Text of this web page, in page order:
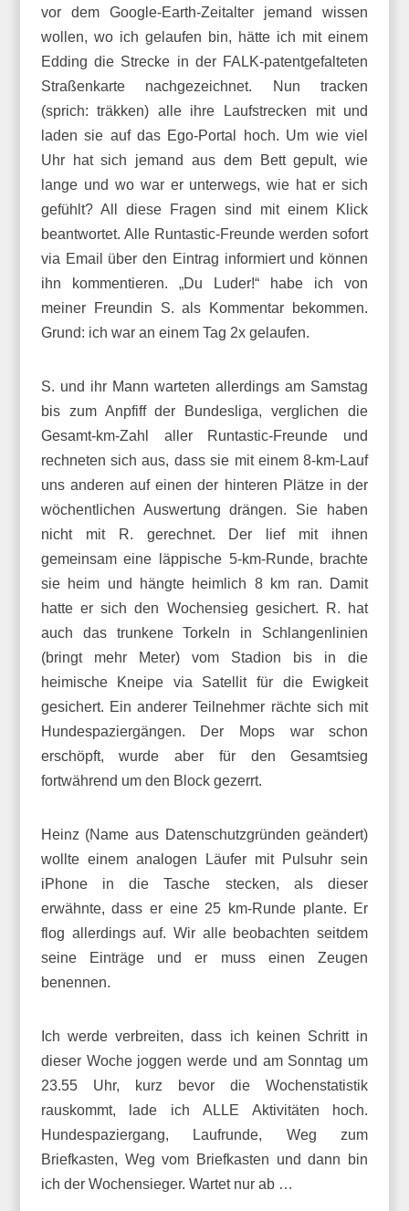
vor dem Google-Earth-Zeitalter jemand wissen
wollen, wo ich gelaufen bin, hätte ich mit einem
Edding die Strecke in der FALK-patentgefalteten
Straßenkarte nachgezeichnet. Nun tracken
(sprich: träkken) alle ihre Laufstrecken mit und
laden sie auf das Ego-Portal hoch. Um wie viel
Uhr hat sich jemand aus dem Bett gepult, wie
lange und wo war er unterwegs, wie hat er sich
gefühlt? All diese Fragen sind mit einem Klick
beantwortet. Alle Runtastic-Freunde werden sofort
via Email über den Eintrag informiert und können
ihn kommentieren. „Du Luder!“ habe ich von
meiner Freundin S. als Kommentar bekommen.
Grund: ich war an einem Tag 2x gelaufen.
S. und ihr Mann warteten allerdings am Samstag
bis zum Anpfiff der Bundesliga, verglichen die
Gesamt-km-Zahl aller Runtastic-Freunde und
rechneten sich aus, dass sie mit einem 8-km-Lauf
uns anderen auf einen der hinteren Plätze in der
wöchentlichen Auswertung drängen. Sie haben
nicht mit R. gerechnet. Der lief mit ihnen
gemeinsam eine läppische 5-km-Runde, brachte
sie heim und hängte heimlich 8 km ran. Damit
hatte er sich den Wochensieg gesichert. R. hat
auch das trunkene Torkeln in Schlangenlinien
(bringt mehr Meter) vom Stadion bis in die
heimische Kneipe via Satellit für die Ewigkeit
gesichert. Ein anderer Teilnehmer rächte sich mit
Hundespaziergängen. Der Mops war schon
erschöpft, wurde aber für den Gesamtsieg
fortwährend um den Block gezerrt.
Heinz (Name aus Datenschutzgründen geändert)
wollte einem analogen Läufer mit Pulsuhr sein
iPhone in die Tasche stecken, als dieser
erwähnte, dass er eine 25 km-Runde plante. Er
flog allerdings auf. Wir alle beobachten seitdem
seine Einträge und er muss einen Zeugen
benennen.
Ich werde verbreiten, dass ich keinen Schritt in
dieser Woche joggen werde und am Sonntag um
23.55 Uhr, kurz bevor die Wochenstatistik
rauskommt, lade ich ALLE Aktivitäten hoch.
Hundespaziergang, Laufrunde, Weg zum
Briefkasten, Weg vom Briefkasten und dann bin
ich der Wochensieger. Wartet nur ab …